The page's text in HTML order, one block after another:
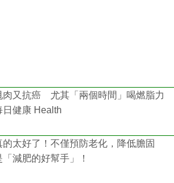
肉又抗癌 尤其「兩個時間」喝燃脂力
日健康 Health
的太好了！不僅預防老化，降低膽固
減肥的好幫手」！